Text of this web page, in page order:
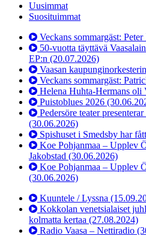
Uusimmat
Suosituimmat
Veckans sommargäst:
50-vuotta täyttävä
EP:n (20.07.2026)
Vaasan
Veckans sommargäst:
Helena Huhta-Hermans oli
Puistoblues 2026
Pedersöre teater
(30.06.2026)
Spishuset i Smedsby har
Koe Pohjanmaa – Upplev
Jakobstad (30.06.2026)
Koe Pohjanmaa – Upplev
(30.06.2026)
Kuuntele / Lyssna
Kokkolan venetsialaiset
kolmatta kertaa (27.08.2024)
Radio Vaasa – Nettiradio